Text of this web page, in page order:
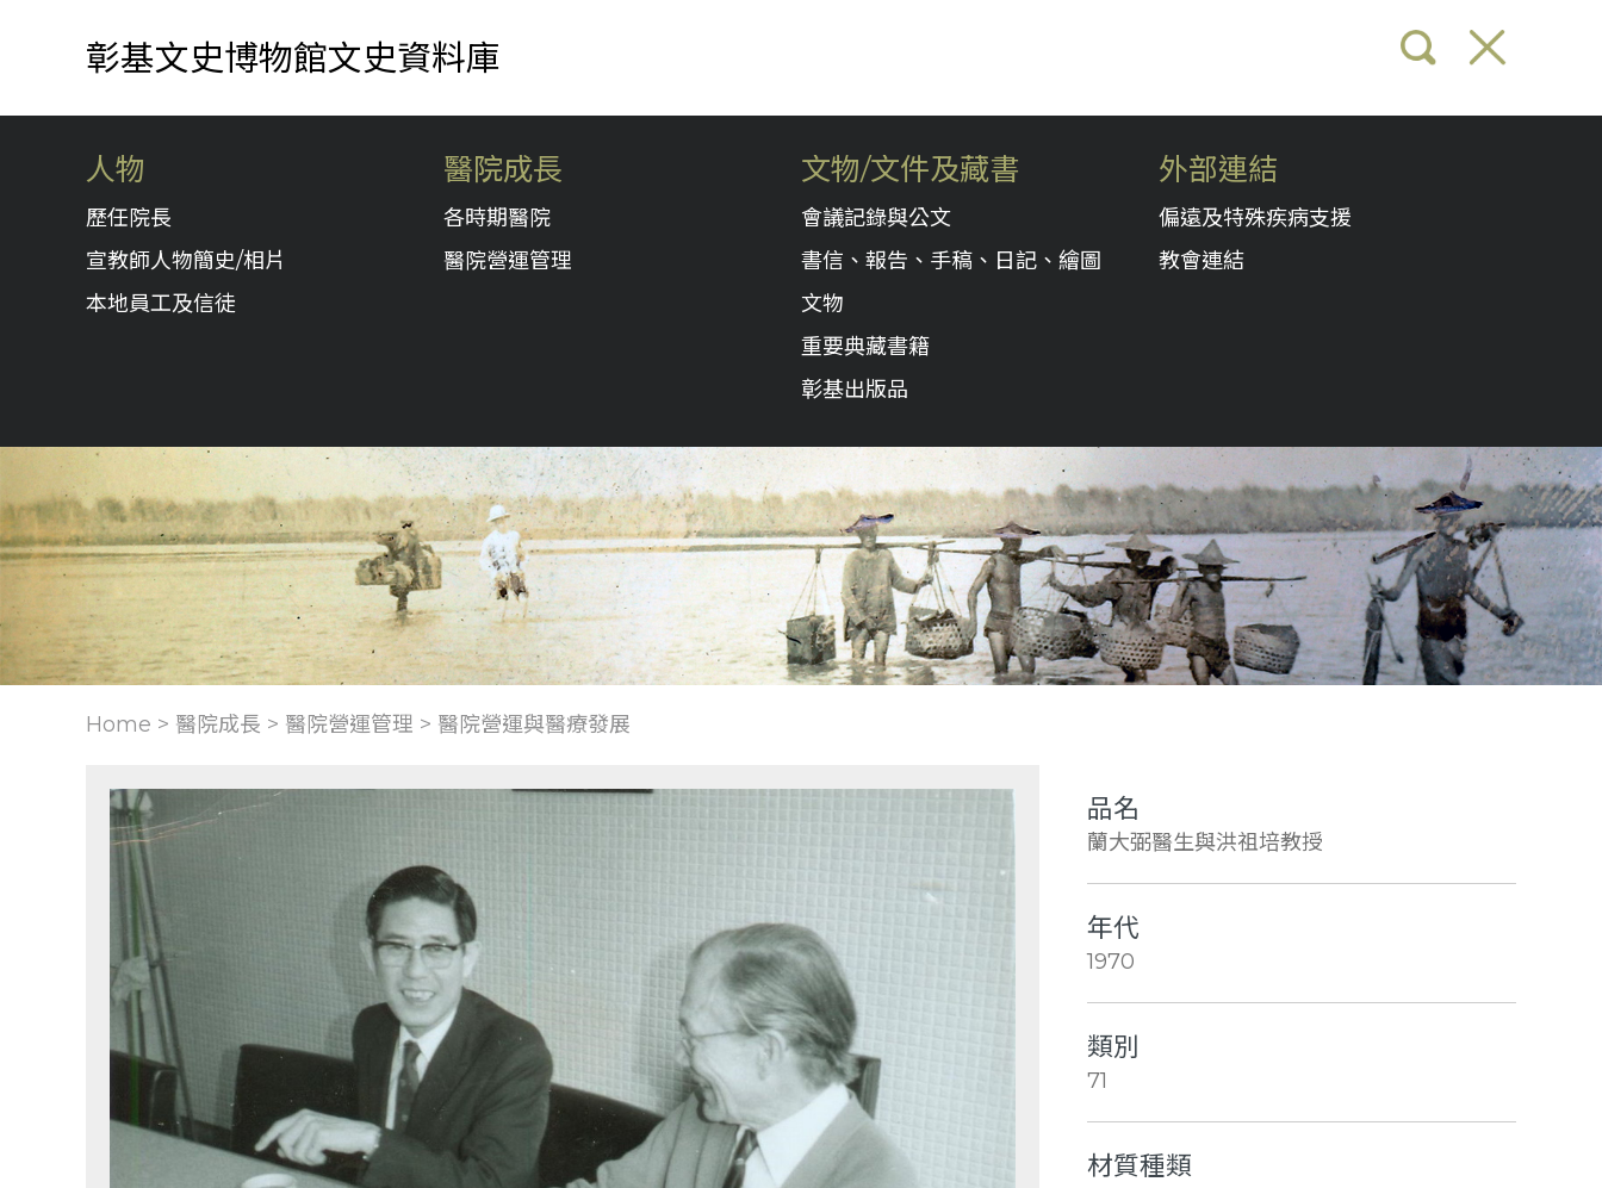
彰基文史博物館文史資料庫
人物
歷任院長
宣教師人物簡史/相片
本地員工及信徒
醫院成長
各時期醫院
醫院營運管理
文物/文件及藏書
會議記錄與公文
書信、報告、手稿、日記、繪圖
文物
重要典藏書籍
彰基出版品
外部連結
偏遠及特殊疾病支援
教會連結
Home > 醫院成長 > 醫院營運管理 > 醫院營運與醫療發展
品名
蘭大弼醫生與洪祖培教授
年代
1970
類別
71
材質種類